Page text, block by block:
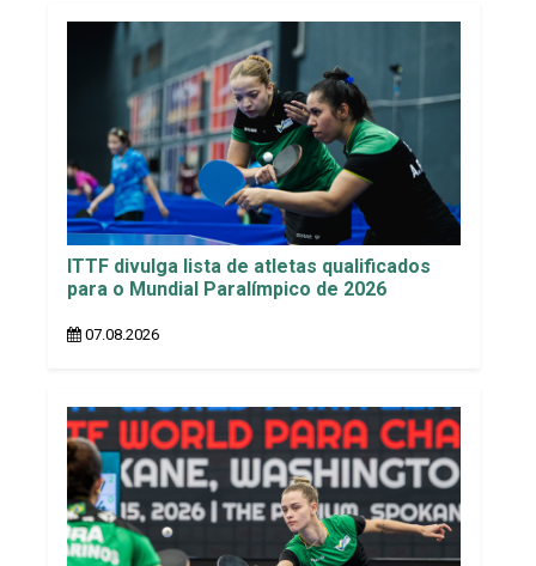
ITTF divulga lista de atletas qualificados
para o Mundial Paralímpico de 2026
07.08.2026